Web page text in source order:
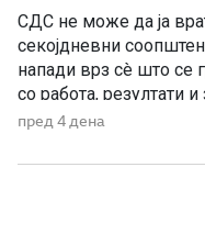
СДС не може да ја
секојдневни
напади врз сè што се
со работа, резултати
национални и
впечаток дека е
пред 4 дена